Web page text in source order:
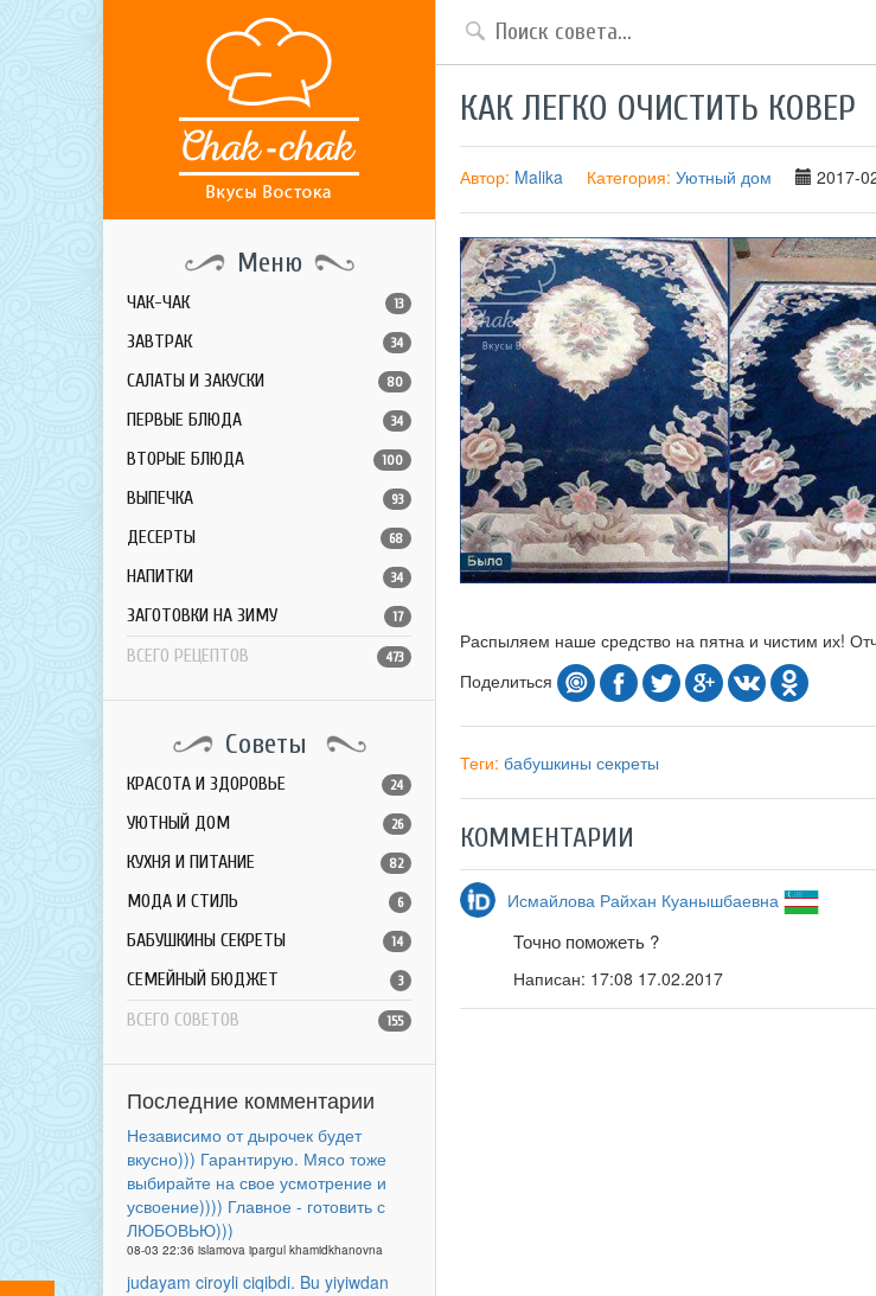
Меню
ЧАК-ЧАК 13
ЗАВТРАК 34
САЛАТЫ И ЗАКУСКИ 80
ПЕРВЫЕ БЛЮДА 34
ВТОРЫЕ БЛЮДА 100
ВЫПЕЧКА 93
ДЕСЕРТЫ 68
НАПИТКИ 34
ЗАГОТОВКИ НА ЗИМУ 17
ВСЕГО РЕЦЕПТОВ 473
Советы
КРАСОТА И ЗДОРОВЬЕ 24
УЮТНЫЙ ДОМ 26
КУХНЯ И ПИТАНИЕ 82
МОДА И СТИЛЬ 6
БАБУШКИНЫ СЕКРЕТЫ 14
СЕМЕЙНЫЙ БЮДЖЕТ 3
ВСЕГО СОВЕТОВ 155
Последние комментарии
Независимо от дырочек будет
вкусно))) Гарантирую. Мясо тоже
выбирайте на свое усмотрение и
усвоение)))) Главное - готовить с
ЛЮБОВЬЮ)))
08-03 22:36 islamova ipargul khamidkhanovna
judayam ciroyli ciqibdi. Bu yiyiwdan
КАК ЛЕГКО ОЧИСТИТЬ КОВЕР
Автор: Malika Категория: Уютный дом 2017-
Распыляем наше средство на пятна и чистим их!
Поделиться
Теги: бабушкины секреты
КОММЕНТАРИИ
Исмайлова Райхан Куанышбаевна
Точно поможеть ?
Написан: 17:08 17.02.2017